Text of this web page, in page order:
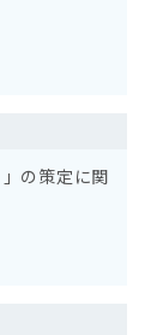
の策定に関